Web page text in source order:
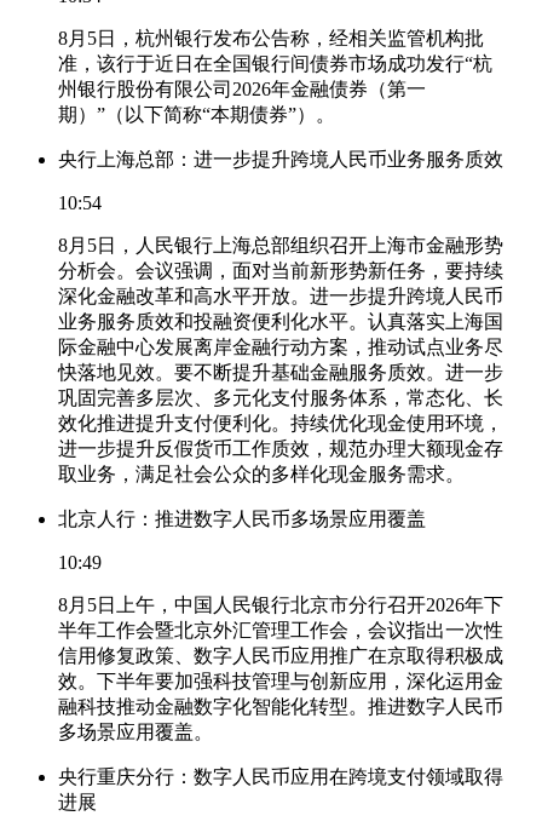
8月5日，杭州银行发布公告称，经相关监管机构批
准，该行于近日在全国银行间债券市场成功发行“杭
州银行股份有限公司2026年金融债券（第一
期）”（以下简称“本期债券”）。
央行上海总部：进一步提升跨境人民币业务服务质效
10:54
8月5日，人民银行上海总部组织召开上海市金融形势
分析会。会议强调，面对当前新形势新任务，要持续
深化金融改革和高水平开放。进一步提升跨境人民币
业务服务质效和投融资便利化水平。认真落实上海国
际金融中心发展离岸金融行动方案，推动试点业务尽
快落地见效。要不断提升基础金融服务质效。进一步
巩固完善多层次、多元化支付服务体系，常态化、长
效化推进提升支付便利化。持续优化现金使用环境，
进一步提升反假货币工作质效，规范办理大额现金存
取业务，满足社会公众的多样化现金服务需求。
北京人行：推进数字人民币多场景应用覆盖
10:49
8月5日上午，中国人民银行北京市分行召开2026年下
半年工作会暨北京外汇管理工作会，会议指出一次性
信用修复政策、数字人民币应用推广在京取得积极成
效。下半年要加强科技管理与创新应用，深化运用金
融科技推动金融数字化智能化转型。推进数字人民币
多场景应用覆盖。
央行重庆分行：数字人民币应用在跨境支付领域取得
进展